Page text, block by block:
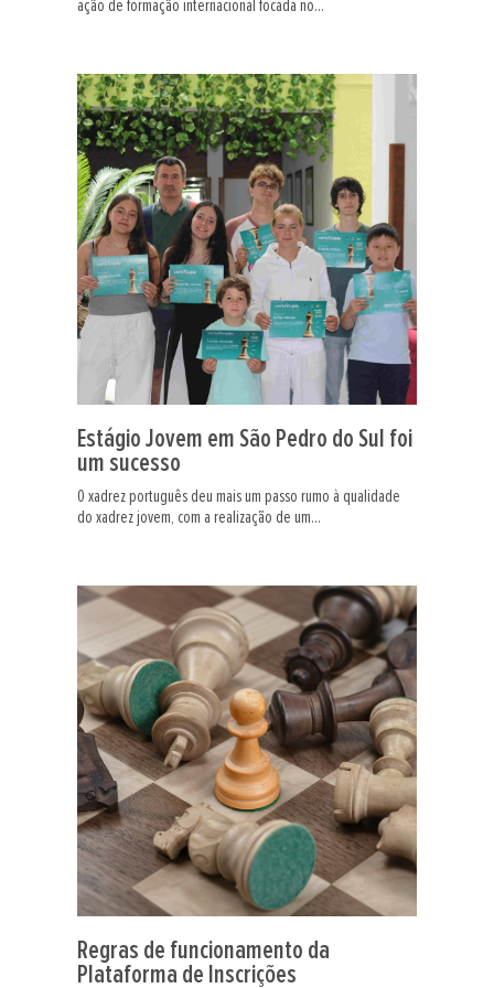
ação de formação internacional focada no...
Estágio Jovem em São Pedro do Sul foi
um sucesso
O xadrez português deu mais um passo rumo à qualidade
do xadrez jovem, com a realização de um...
Regras de funcionamento da
Plataforma de Inscrições